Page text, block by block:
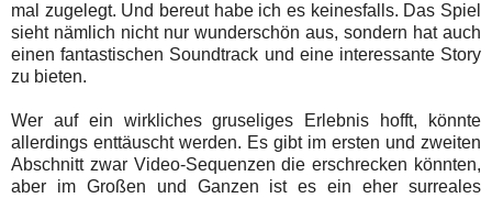
mal zugelegt. Und bereut habe ich es keinesfalls. Das Spiel
sieht nämlich nicht nur wunderschön aus, sondern hat auch
einen fantastischen Soundtrack und eine interessante Story
zu bieten.
Wer auf ein wirkliches gruseliges Erlebnis hofft, könnte
allerdings enttäuscht werden. Es gibt im ersten und zweiten
Abschnitt zwar Video-Sequenzen die erschrecken könnten,
aber im Großen und Ganzen ist es ein eher surreales